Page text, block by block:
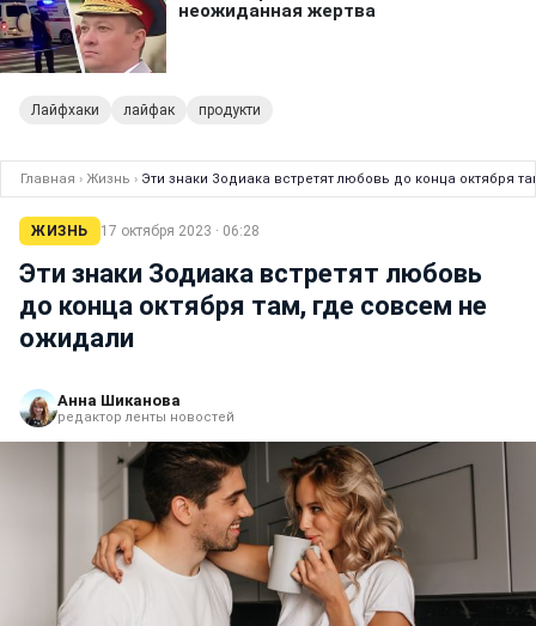
Лайфхаки лайфак продукти
Главная › Жизнь › Эти знаки Зодиака встретят любовь до конца октября
ЖИЗНЬ 17 октября 2023 · 06:28
Эти знаки Зодиака встретят любовь
до конца октября там, где совсем не
ожидали
Анна Шиканова
редактор ленты новостей